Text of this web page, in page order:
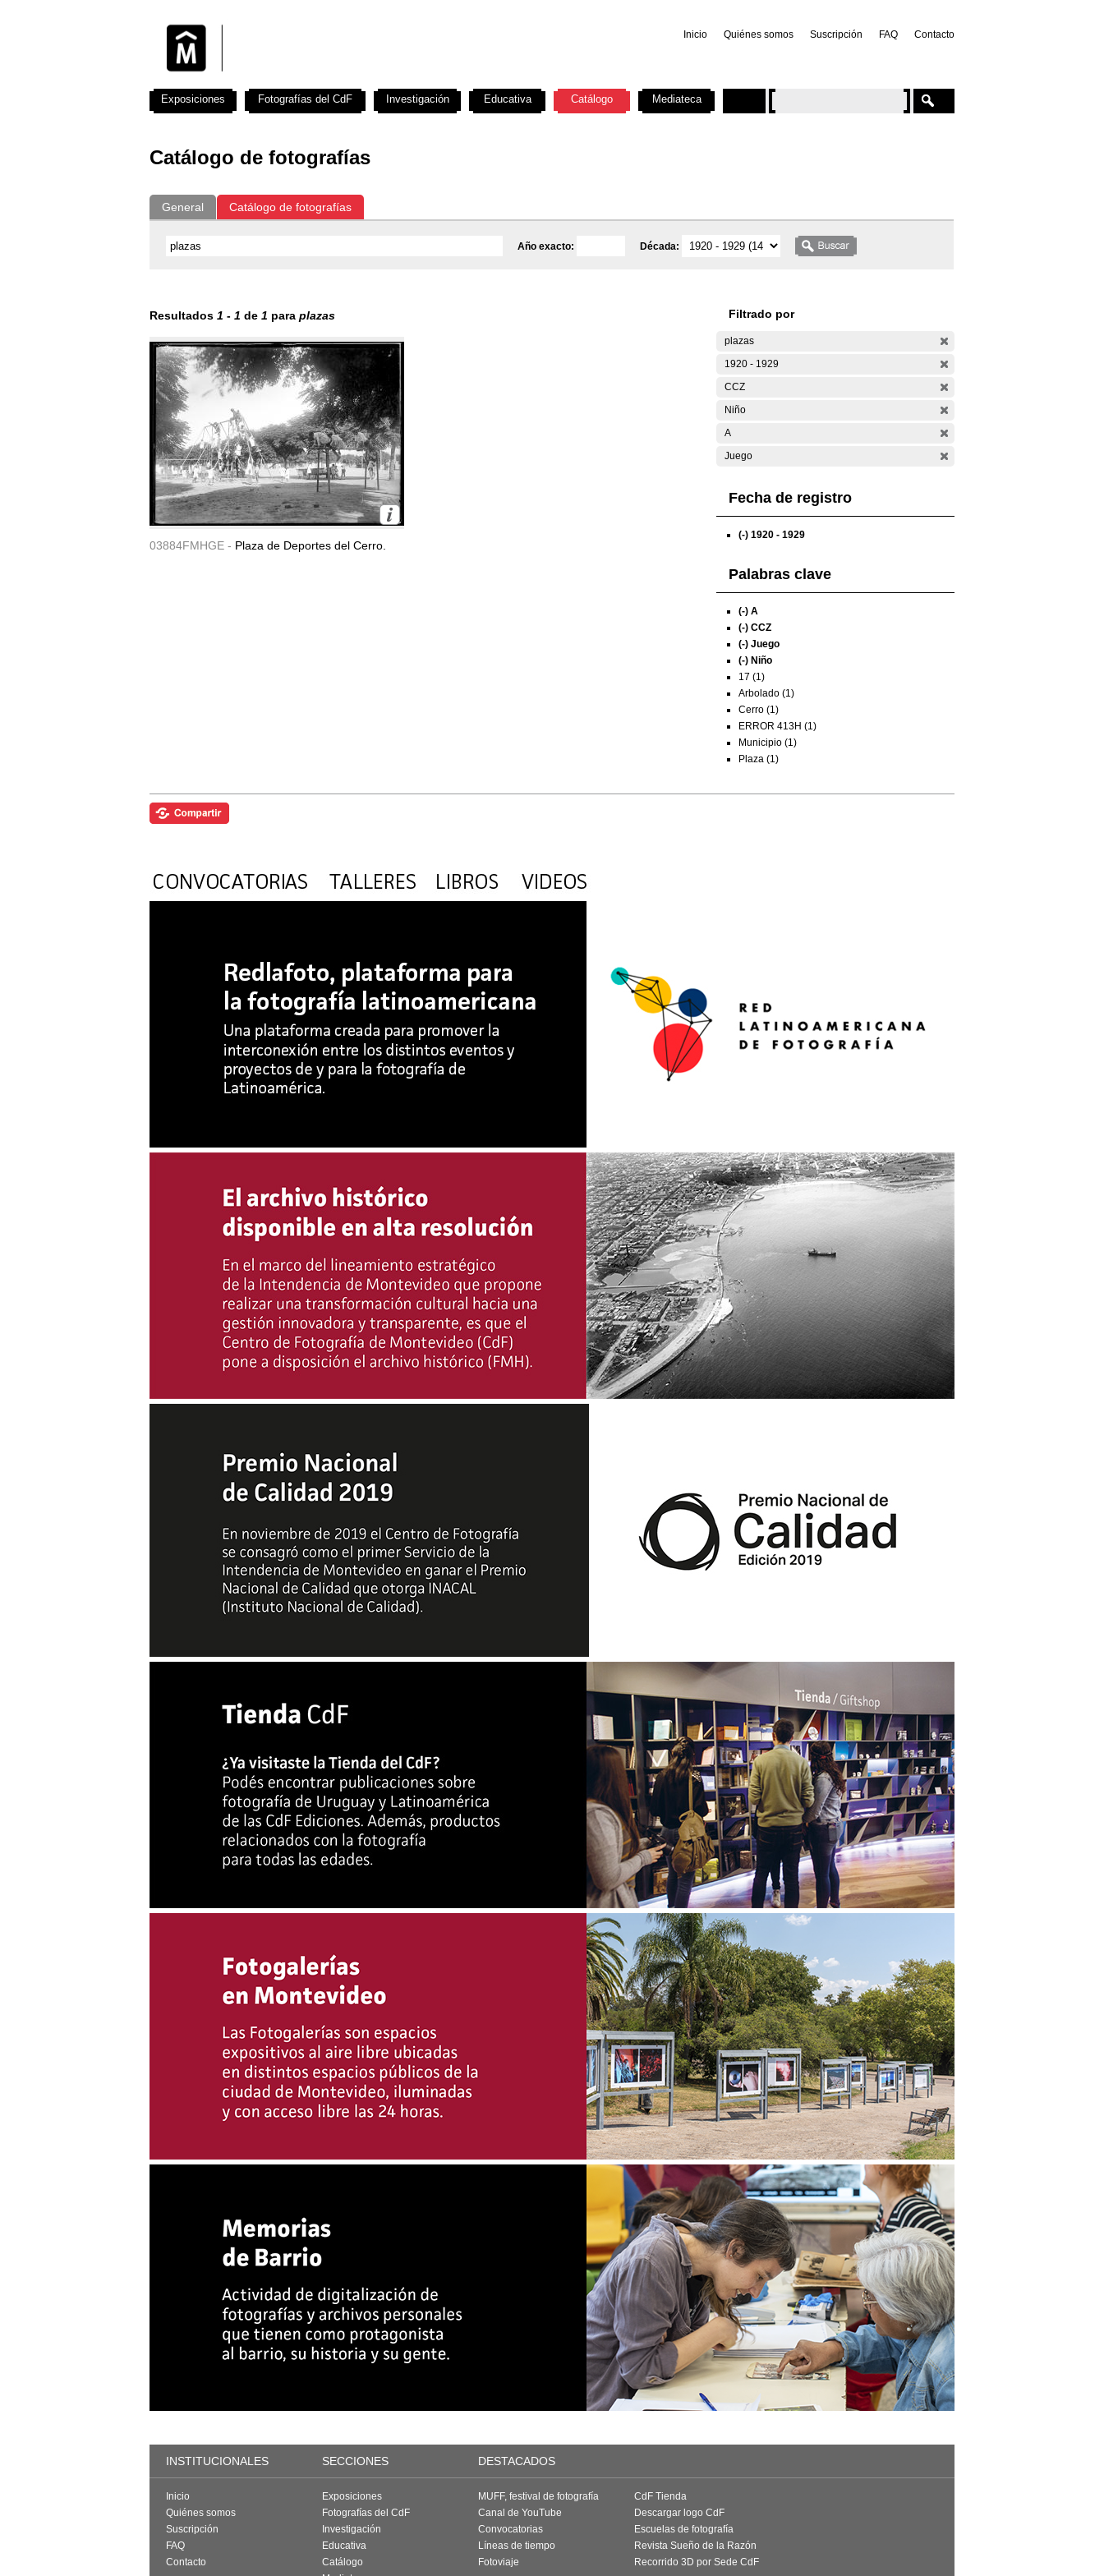
Inicio Quiénes somos Suscripción FAQ Contacto
Catálogo de fotografías
General Catálogo de fotografías
Año exacto: Década:
Resultados 1 - 1 de 1 para plazas
03884FMHGE - Plaza de Deportes del Cerro.
Filtrado por
plazas
1920 - 1929
CCZ
Niño
A
Juego
Fecha de registro
(-) 1920 - 1929
Palabras clave
(-) A
(-) CCZ
(-) Juego
(-) Niño
17 (1)
Arbolado (1)
Cerro (1)
ERROR 413H (1)
Municipio (1)
Plaza (1)
Exposiciones Fotografías del CdF Investigación Educativa Catálogo Mediateca
INSTITUCIONALES SECCIONES DESTACADOS
Inicio
Quiénes somos
Suscripción
FAQ
Contacto
Exposiciones
Fotografías del CdF
Investigación
Educativa
Catálogo
MUFF, festival de fotografía
Canal de YouTube
Convocatorias
Líneas de tiempo
Fotoviaje
CdF Tienda
Descargar logo CdF
Escuelas de fotografía
Revista Sueño de la Razón
Recorrido 3D por Sede CdF